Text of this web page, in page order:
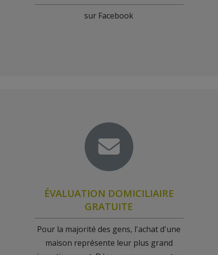
sur Facebook
ÉVALUATION DOMICILIAIRE
GRATUITE
Pour la majorité des gens, l'achat d'une
maison représente leur plus grand